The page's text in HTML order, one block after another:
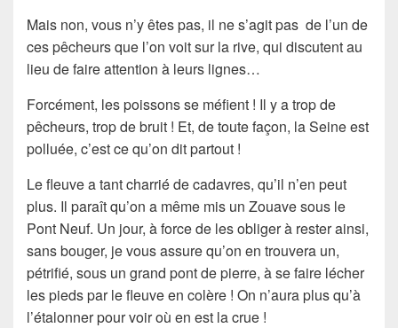
Mais non, vous n’y êtes pas, il ne s’agit pas de l’un de
ces pêcheurs que l’on voit sur la rive, qui discutent au
lieu de faire attention à leurs lignes…
Forcément, les poissons se méfient ! Il y a trop de
pêcheurs, trop de bruit ! Et, de toute façon, la Seine est
polluée, c’est ce qu’on dit partout !
Le fleuve a tant charrié de cadavres, qu’il n’en peut
plus. Il paraît qu’on a même mis un Zouave sous le
Pont Neuf. Un jour, à force de les obliger à rester ainsi,
sans bouger, je vous assure qu’on en trouvera un,
pétrifié, sous un grand pont de pierre, à se faire lécher
les pieds par le fleuve en colère ! On n’aura plus qu’à
l’étalonner pour voir où en est la crue !